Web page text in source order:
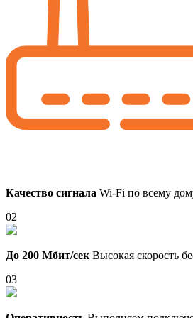
Качество сигнала Wi-Fi по всему
02
До 200 Мбит/сек Высокая скорость
03